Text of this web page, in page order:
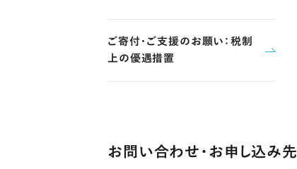
ご寄付・ご支援のお願い：税制
上の優遇措置
お問い合わせ・お申し込み先